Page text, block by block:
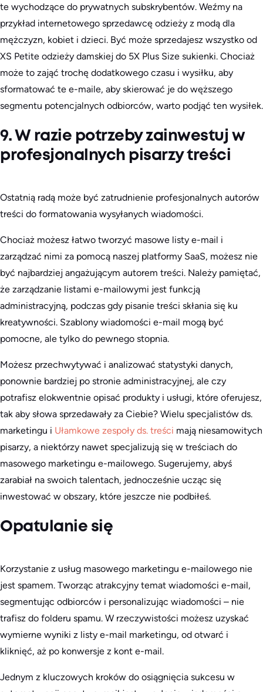
te wychodzące do prywatnych subskrybentów. Weźmy na
przykład internetowego sprzedawcę odzieży z modą dla
mężczyzn, kobiet i dzieci. Być może sprzedajesz wszystko od
XS Petite odzieży damskiej do 5X Plus Size sukienki. Chociaż
może to zająć trochę dodatkowego czasu i wysiłku, aby
sformatować te e-maile, aby skierować je do węższego
segmentu potencjalnych odbiorców, warto podjąć ten wysiłek.
9. W razie potrzeby zainwestuj w
profesjonalnych pisarzy treści
Ostatnią radą może być zatrudnienie profesjonalnych autorów
treści do formatowania wysyłanych wiadomości.
Chociaż możesz łatwo tworzyć masowe listy e-mail i
zarządzać nimi za pomocą naszej platformy SaaS, możesz nie
być najbardziej angażującym autorem treści. Należy pamiętać,
że zarządzanie listami e-mailowymi jest funkcją
administracyjną, podczas gdy pisanie treści skłania się ku
kreatywności. Szablony wiadomości e-mail mogą być
pomocne, ale tylko do pewnego stopnia.
Możesz przechwytywać i analizować statystyki danych,
ponownie bardziej po stronie administracyjnej, ale czy
potrafisz elokwentnie opisać produkty i usługi, które oferujesz,
tak aby słowa sprzedawały za Ciebie? Wielu specjalistów ds.
marketingu i Ułamkowe zespoły ds. treści mają niesamowitych
pisarzy, a niektórzy nawet specjalizują się w treściach do
masowego marketingu e-mailowego. Sugerujemy, abyś
zarabiał na swoich talentach, jednocześnie ucząc się
inwestować w obszary, które jeszcze nie podbiłeś.
Opatulanie się
Korzystanie z usług masowego marketingu e-mailowego nie
jest spamem. Tworząc atrakcyjny temat wiadomości e-mail,
segmentując odbiorców i personalizując wiadomości – nie
trafisz do folderu spamu. W rzeczywistości możesz uzyskać
wymierne wyniki z listy e-mail marketingu, od otwarć i
kliknięć, aż po konwersje z kont e-mail.
Jednym z kluczowych kroków do osiągnięcia sukcesu w